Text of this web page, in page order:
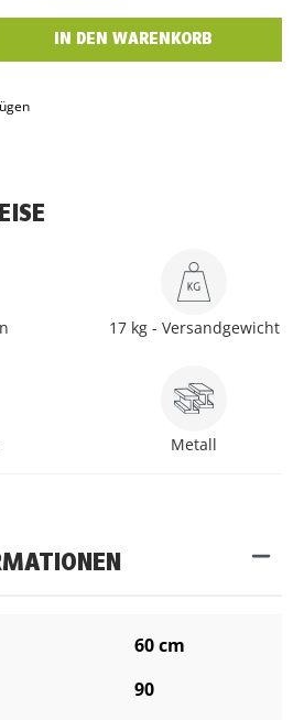
Gib den gewünschten
IN DEN WARENKORB
17 kg - Versandgewicht
Metall
60 cm
90